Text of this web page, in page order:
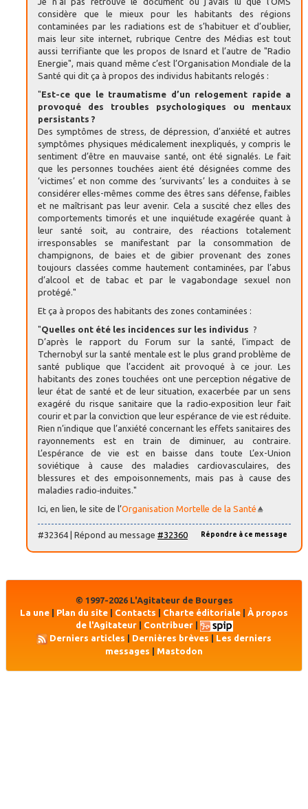
considère que le mieux pour les habitants des régions
contaminées par les radiations est de s’habituer et d’oublier,
mais leur site internet, rubrique Centre des Médias est tout
aussi terrifiante que les propos de Isnard et l’autre de "Radio
Energie", mais quand même c’est l’Organisation Mondiale de la
Santé qui dit ça à propos des individus habitants relogés :
"Est-ce que le traumatisme d’un relogement rapide a
provoqué des troubles psychologiques ou mentaux
persistants ?
Des symptômes de stress, de dépression, d’anxiété et autres
symptômes physiques médicalement inexpliqués, y compris le
sentiment d’être en mauvaise santé, ont été signalés. Le fait
que les personnes touchées aient été désignées comme des
‘victimes’ et non comme des ‘survivants’ les a conduites à se
considérer elles-mêmes comme des êtres sans défense, faibles
et ne maîtrisant pas leur avenir. Cela a suscité chez elles des
comportements timorés et une inquiétude exagérée quant à
leur santé soit, au contraire, des réactions totalement
irresponsables se manifestant par la consommation de
champignons, de baies et de gibier provenant des zones
toujours classées comme hautement contaminées, par l’abus
d’alcool et de tabac et par le vagabondage sexuel non
protégé."
Et ça à propos des habitants des zones contaminées :
"Quelles ont été les incidences sur les individus ?
D’après le rapport du Forum sur la santé, l’impact de
Tchernobyl sur la santé mentale est le plus grand problème de
santé publique que l’accident ait provoqué à ce jour. Les
habitants des zones touchées ont une perception négative de
leur état de santé et de leur situation, exacerbée par un sens
exagéré du risque sanitaire que la radio‑exposition leur fait
courir et par la conviction que leur espérance de vie est réduite.
Rien n’indique que l’anxiété concernant les effets sanitaires des
rayonnements est en train de diminuer, au contraire.
L’espérance de vie est en baisse dans toute L’ex-Union
soviétique à cause des maladies cardiovasculaires, des
blessures et des empoisonnements, mais pas à cause des
maladies radio‑induites."
Ici, en lien, le site de l’Organisation Mortelle de la Santé
Répondre à ce message
#32364 | Répond au message #32360
© 1997-2026 L'Agitateur de Bourges
La une
Plan du site Contacts Charte éditoriale
À propos
de l'Agitateur| Contribuer|
Derniers articles
Dernières brèves
Les derniers
messages | Mastodon